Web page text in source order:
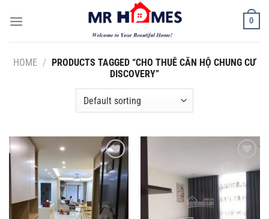
0
HOME / PRODUCTS TAGGED “CHO THUÊ CĂN HỘ CHUNG CƯ
DISCOVERY”
Add to
Wishlist
Add to
Wishlist